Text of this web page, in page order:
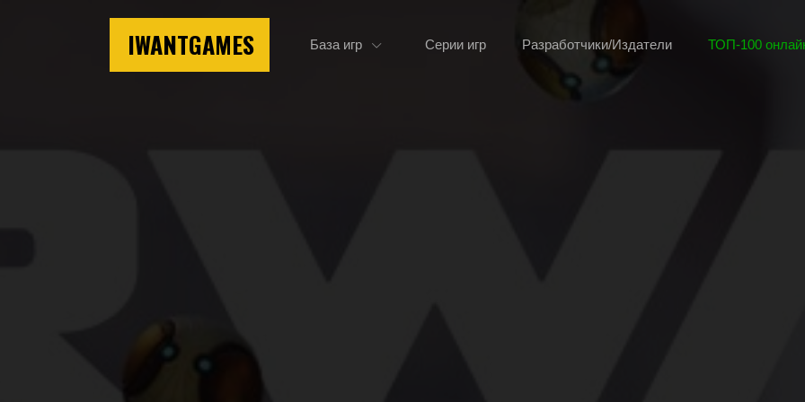
IWANTGAMES База игр Серии игр Разработчики/Издатели ТОП-100